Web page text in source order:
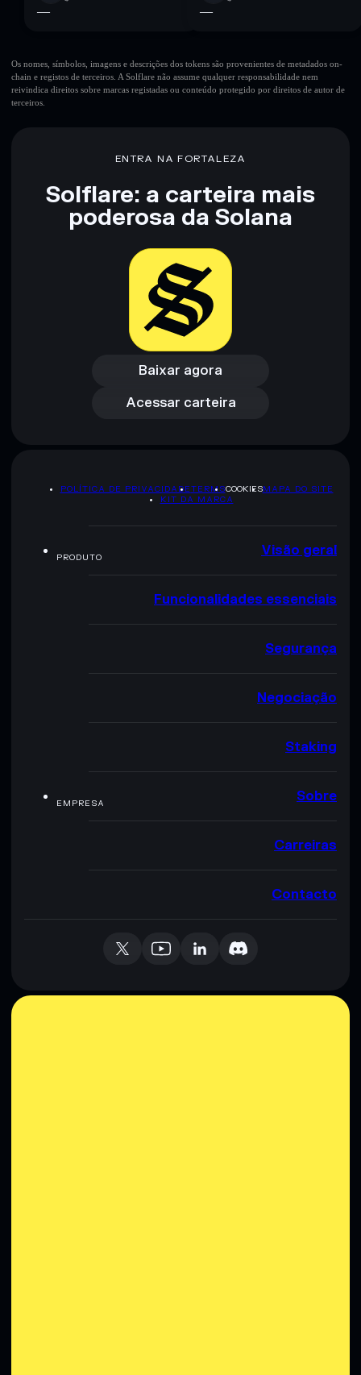
— —
Os nomes, símbolos, imagens e descrições dos tokens são provenientes de metadados on-
chain e registos de terceiros. A Solflare não assume qualquer responsabilidade nem
reivindica direitos sobre marcas registadas ou conteúdo protegido por direitos de autor de
terceiros.
ENTRA NA FORTALEZA
Solflare: a carteira mais
poderosa da Solana
Baixar agora
Baixar agora
Acessar carteira
Acessar carteira
POLÍTICA DE PRIVACIDADETERMSCOOKIESMAPA DO SITE
KIT DA MARCA
PRODUTO Visão geral
Funcionalidades essenciais
Segurança
Negociação
Staking
EMPRESA Sobre
Carreiras
Contacto